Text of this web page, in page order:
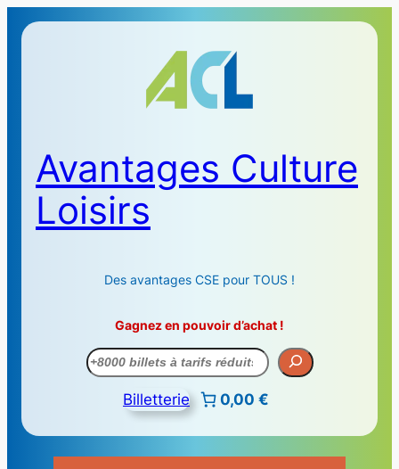
Avantages Culture
Loisirs
Des avantages CSE pour TOUS !
Gagnez en pouvoir d’achat !
Recherche
Billetterie 0,00 €